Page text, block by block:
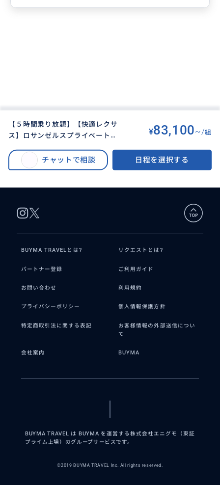
【５時間乗り放題】【快適レクサ
ス】ロサンゼルスプライベートツ
望ホテルにご送迎★大谷選手所属
「ドジャース」ギフトショップ★
¥83,100~/組
チャットで相談 日程を選択する
【５時間乗り放題】【快適レクサス】ロサンゼルスプライベートツアー★空
港お迎え▶︎市内観光▶︎希望ホテルにご送迎★大谷選手所属「ドジャース」ギ
フトショップ★ディズニーランド周辺ホテルでもOKです★
BUYMA TRAVELとは? リクエストとは?
パートナー登録 ご利用ガイド
お問い合わせ 利用規約
プライバシーポリシー 個人情報保護方針
特定商取引法に関する表記
お客様情報の外部送信につい
て
会社案内 BUYMA
BUYMA TRAVEL は BUYMA を運営する株式会社エニグモ（東証
プライム上場）のグループサービスです。
©2019 BUYMA TRAVEL Inc. All rights reserved.